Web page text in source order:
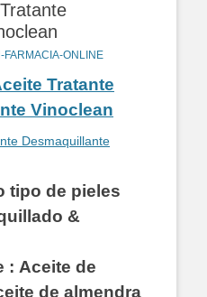
FARMACIA-ONLINE
Tratante
Vinoclean
tipo de pieles
&
: Aceite de
de almendra